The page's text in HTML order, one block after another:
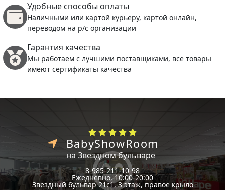
Удобные способы оплаты
Наличными или картой курьеру, картой онлайн,
переводом на р/с организации
Гарантия качества
Мы работаем с лучшими поставщиками, все товары
имеют сертификаты качества
BabyShowRoom
на Звездном бульваре
8-985-211-10-98
Ежедневно, 10:00-20:00
Звездный бульвар 21с1, 3 этаж, правое крыло